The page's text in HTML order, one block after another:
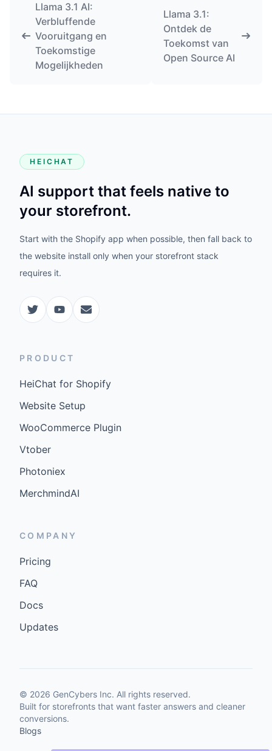
Llama 3.1 AI:
Verbluffende
Vooruitgang en
Toekomstige
Mogelijkheden
Llama 3.1:
Ontdek de
Toekomst van
Open Source AI
HEICHAT
AI support that feels native to
your storefront.
Start with the Shopify app when possible, then fall back to
the website install only when your storefront stack
requires it.
PRODUCT
HeiChat for Shopify
Website Setup
WooCommerce Plugin
Vtober
Photoniex
MerchmindAI
COMPANY
Pricing
FAQ
Docs
Updates
© 2026 GenCybers Inc. All rights reserved.
Built for storefronts that want faster answers and cleaner
conversions.
Blogs